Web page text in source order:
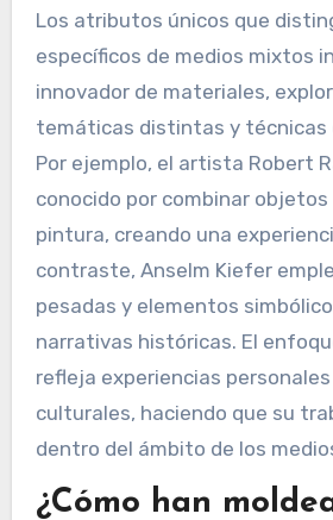
Los atributos únicos que
específicos de medios mixtos
innovador de materiales,
temáticas distintas y técnicas
Por ejemplo, el artista Robert
conocido por combinar
pintura, creando una
contraste, Anselm Kiefer
pesadas y elementos
narrativas históricas. El
refleja experiencias
culturales, haciendo que su
dentro del ámbito de los
¿Cómo han